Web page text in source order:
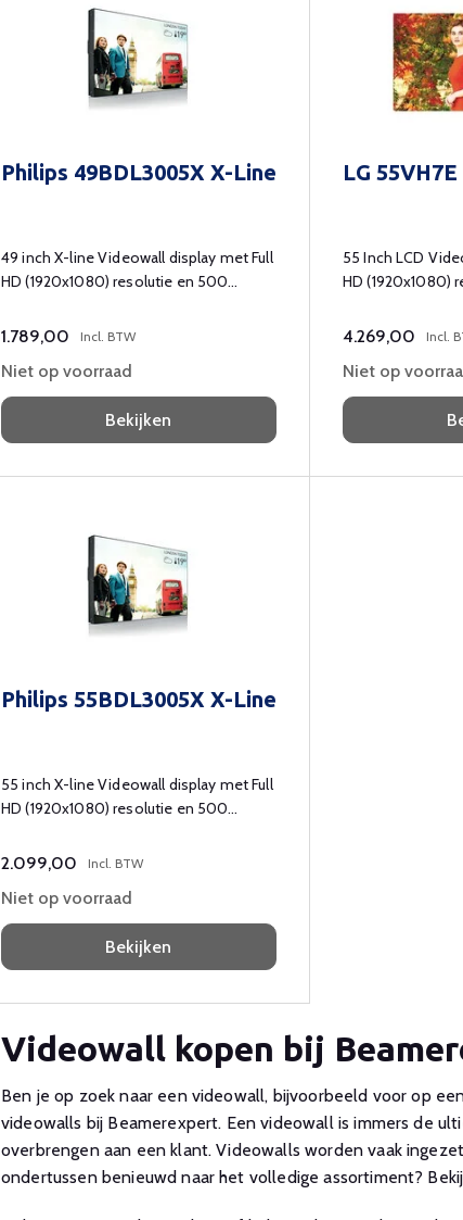
Philips 49BDL3005X X-Line
49 inch X-line Videowall display met Full
HD (1920x1080) resolutie en 500
1.789,00 Incl. BTW
Niet op voorraad
Bekijken
LG 55VH7E
55 Inch LCD
HD (1920x1080)
4.269,00 Incl.
Niet op
Philips 55BDL3005X X-Line
55 inch X-line Videowall display met Full
HD (1920x1080) resolutie en 500
2.099,00 Incl. BTW
Niet op voorraad
Bekijken
Videowall kopen bij
Ben je op zoek naar een videowall, bijvoorbeeld voor op
videowalls bij Beamerexpert. Een videowall is immers de
overbrengen aan een klant. Videowalls worden vaak
ondertussen benieuwd naar het volledige assortiment?